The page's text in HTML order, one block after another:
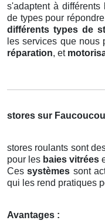
s'adaptent à
de types pour
différents types de
les services que nous
réparation, et
stores sur
stores roulants sont
pour les baies vitrées
Cessystèmes sont
qui les rend pratiques
Avantages :